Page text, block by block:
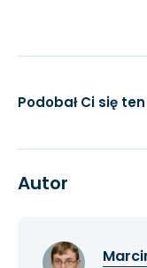
Podobał Ci się
Autor